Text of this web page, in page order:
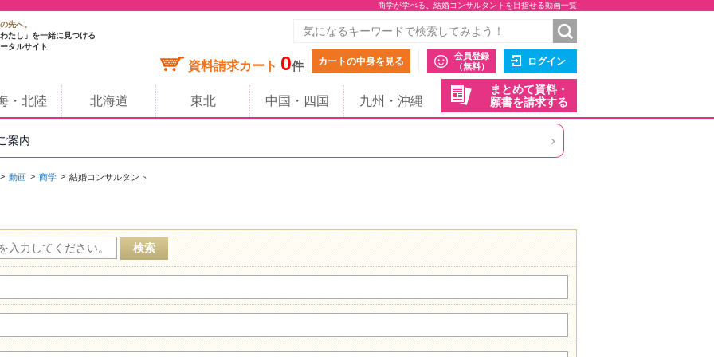
商学が学べる、結婚コンサルタントを目指せる動画一覧
先へ。
たし」を一緒に見つける
タルサイト
資料請求カート 0件 カートの中身を見る
会員登録
（無料）
ログイン
まとめて資料・
願書を請求する
・北陸 北海道 東北 中国・四国 九州・沖縄
案内 ›
動画 商学 結婚コンサルタント